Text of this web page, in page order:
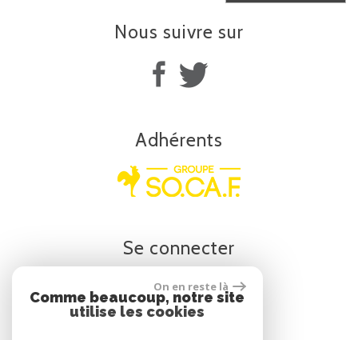
Nous suivre sur
Adhérents
Se connecter
Espace propriétaire
On en reste là
Comme beaucoup, notre site
utilise les cookies